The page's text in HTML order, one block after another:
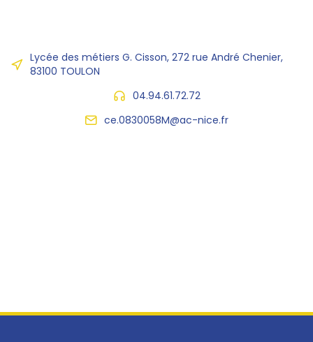
Lycée des métiers G. Cisson, 272 rue André Chenier,
83100 TOULON
04.94.61.72.72
ce.0830058M@ac-nice.fr